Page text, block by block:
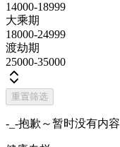
14000-18999
大乘期
18000-24999
渡劫期
25000-35000
重置筛选
-_-抱歉～暂时没有内容